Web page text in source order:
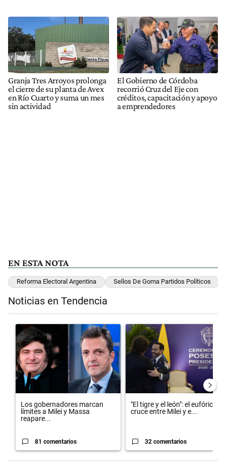
Granja Tres Arroyos prolonga
el cierre de su planta de Avex
en Río Cuarto y suma un mes
sin actividad
El Gobierno de Córdoba
recorrió Cruz del Eje con
créditos, capacitación y apoyo
a emprendedores
EN ESTA NOTA
Reforma Electoral Argentina Sellos De Goma Partidos Políticos
Noticias en Tendencia
Un artículo de tendencia con el título "Los gobernadores marcan
Los gobernadores marcan
límites a Milei y Massa
reapare...
81 comentarios
Un artículo de tendencia con el
"El tigre y el león": el eufórico
cruce entre Milei y e...
32 comentarios